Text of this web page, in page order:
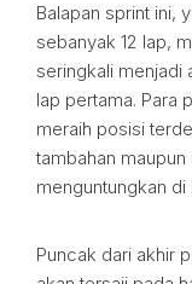
Balapan sprint ini,
sebanyak 12 lap,
seringkali menjadi
lap pertama. Para
meraih posisi
tambahan
menguntungkan
Puncak dari akhir